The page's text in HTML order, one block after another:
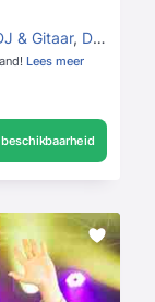
& Gitaar, DJ & Band
Lees meer